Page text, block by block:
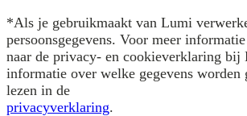
*Als je gebruikmaakt van Lumi
persoonsgegevens. Voor meer
naar de privacy- en cookieverklaring bij
informatie over welke gegevens worden
lezen in de
privacyverklaring.